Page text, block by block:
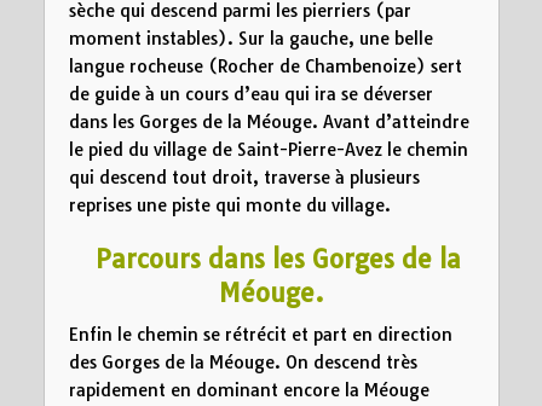
sèche qui descend parmi les pierriers (par
moment instables). Sur la gauche, une belle
langue rocheuse (Rocher de Chambenoize) sert
de guide à un cours d’eau qui ira se déverser
dans les Gorges de la Méouge. Avant d’atteindre
le pied du village de Saint-Pierre-Avez le chemin
qui descend tout droit, traverse à plusieurs
reprises une piste qui monte du village.
Parcours dans les Gorges de la
Méouge.
Enfin le chemin se rétrécit et part en direction
des Gorges de la Méouge. On descend très
rapidement en dominant encore la Méouge